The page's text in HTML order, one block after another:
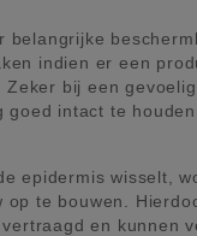
belangrijke
indien er een
bij een
goed intact te
epidermis wisselt,
op te bouwen.
en kunnen